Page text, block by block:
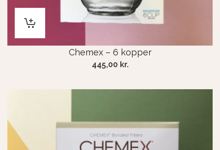
Chemex – 6 kopper
445,00 kr.